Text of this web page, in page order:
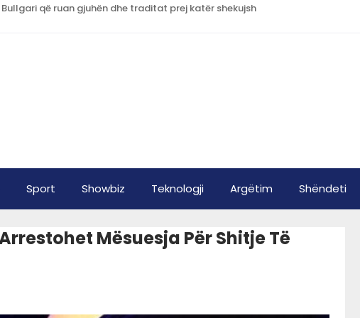
që ruan gjuhën dhe traditat prej katër shekujsh
Sport Showbiz Teknologji Argëtim Shëndeti
Mësuesja Për Shitje Të